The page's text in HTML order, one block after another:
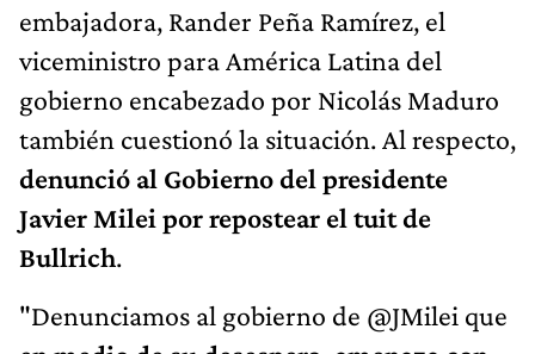
embajadora, Rander Peña Ramírez, el
viceministro para América Latina del
gobierno encabezado por Nicolás Maduro
también cuestionó la situación. Al respecto,
denunció al Gobierno del presidente
Javier Milei por repostear el tuit de
Bullrich.
"Denunciamos al gobierno de @JMilei que